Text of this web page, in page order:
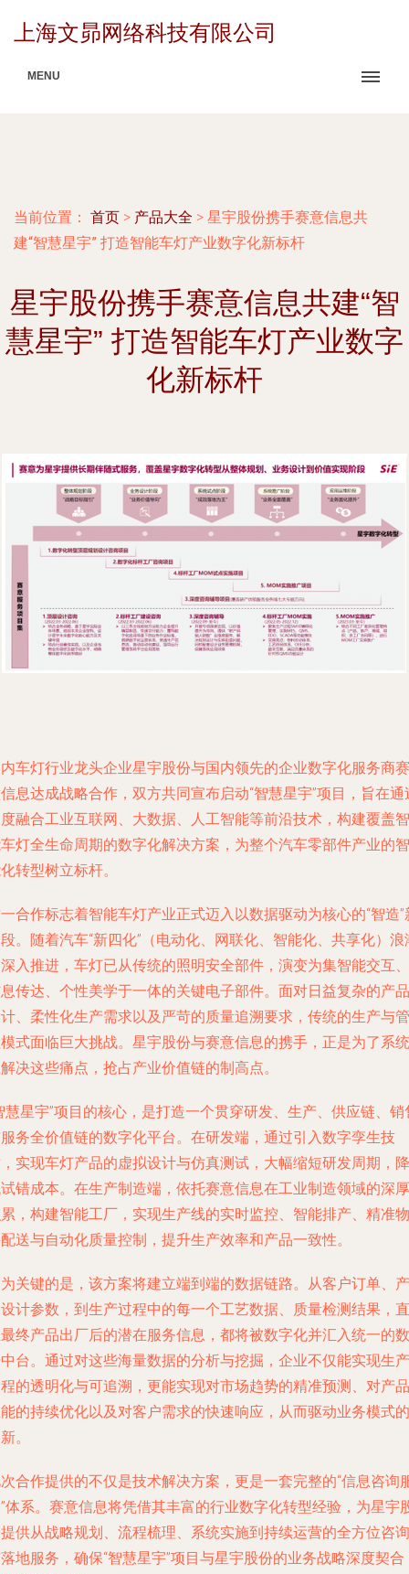
上海文昴网络科技有限公司
MENU
当前位置： 首页 > 产品大全 > 星宇股份携手赛意信息共
建“智慧星宇” 打造智能车灯产业数字化新标杆
星宇股份携手赛意信息共建“智
慧星宇” 打造智能车灯产业数字
化新标杆
车灯行业龙头企业星宇股份与国内领先的企业数字化服务商赛
息达成战略合作，双方共同宣布启动“智慧星宇”项目，旨在通
融合工业互联网、大数据、人工智能等前沿技术，构建覆盖智
灯全生命周期的数字化解决方案，为整个汽车零部件产业的智
转型树立标杆。
合作标志着智能车灯产业正式迈入以数据驱动为核心的“智造”
。随着汽车“新四化”（电动化、网联化、智能化、共享化）浪
入推进，车灯已从传统的照明安全部件，演变为集智能交互、
传达、个性美学于一体的关键电子部件。面对日益复杂的产品
、柔性化生产需求以及严苛的质量追溯要求，传统的生产与管
式面临巨大挑战。星宇股份与赛意信息的携手，正是为了系统
决这些痛点，抢占产业价值链的制高点。
慧星宇”项目的核心，是打造一个贯穿研发、生产、供应链、销
务全价值链的数字化平台。在研发端，通过引入数字孪生技
实现车灯产品的虚拟设计与仿真测试，大幅缩短研发周期，降
错成本。在生产制造端，依托赛意信息在工业制造领域的深厚
，构建智能工厂，实现生产线的实时监控、智能排产、精准物
送与自动化质量控制，提升生产效率和产品一致性。
关键的是，该方案将建立端到端的数据链路。从客户订单、产
计参数，到生产过程中的每一个工艺数据、质量检测结果，直
终产品出厂后的潜在服务信息，都将被数字化并汇入统一的数
台。通过对这些海量数据的分析与挖掘，企业不仅能实现生产
的透明化与可追溯，更能实现对市场趋势的精准预测、对产品
的持续优化以及对客户需求的快速响应，从而驱动业务模式的
。
合作提供的不仅是技术解决方案，更是一套完整的“信息咨询
体系。赛意信息将凭借其丰富的行业数字化转型经验，为星宇
供从战略规划、流程梳理、系统实施到持续运营的全方位咨询
地服务，确保“智慧星宇”项目与星宇股份的业务战略深度契合